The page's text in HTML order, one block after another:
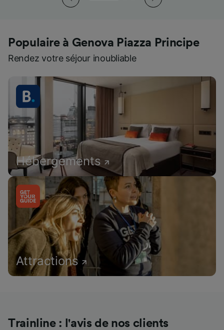
Populaire à Genova Piazza Principe
Rendez votre séjour inoubliable
Hébergements
Attractions
Trainline : l'avis de nos clients